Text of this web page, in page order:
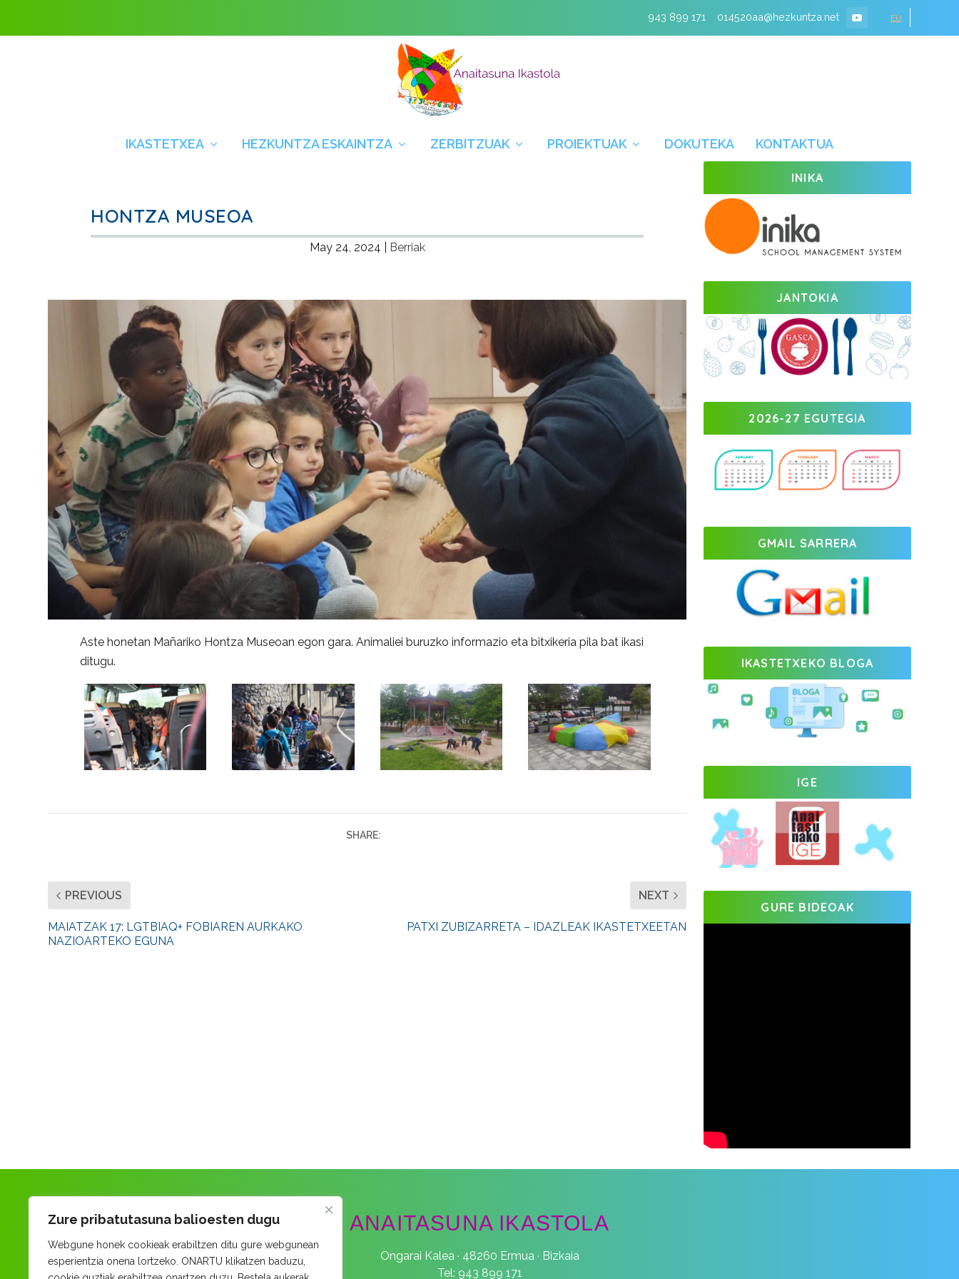
Zure pribatutasuna balioesten dugu
Webgune honek cookieak erabiltzen ditu gure webgunean
esperientzia onena lortzeko. ONARTU klikatzen baduzu,
943 899 171 014520aa@hezkuntza.net EU
IKASTETXEA HEZKUNTZA ESKAINTZA ZERBITZUAK PROIEKTUAK DOKUTEKA KONTAKTUA
HONTZA MUSEOA
May 24, 2024 Berriak
Aste honetan Mañariko Hontza Museoan egon gara. Animaliei buruzko informazio eta bitxikeria pila bat ikasi
ditugu.
SHARE:
PREVIOUS
MAIATZAK 17: LGTBIAQ+ FOBIAREN AURKAKO
NAZIOARTEKO EGUNA
NEXT
PATXI ZUBIZARRETA – IDAZLEAK IKASTETXEETAN
INIKA
JANTOKIA
2026-27 EGUTEGIA
GMAIL SARRERA
IKASTETXEKO BLOGA
IGE
GURE BIDEOAK
ANAITASUNA IKASTOLA
Ongarai Kalea · 48260 Ermua · Bizkaia
Tel: 943 899 171